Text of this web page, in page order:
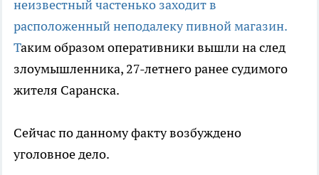
неизвестный частенько заходит в
расположенный неподалеку пивной магазин.
Таким образом оперативники вышли на след
злоумышленника, 27-летнего ранее судимого
жителя Саранска.
Сейчас по данному факту возбуждено
уголовное дело.